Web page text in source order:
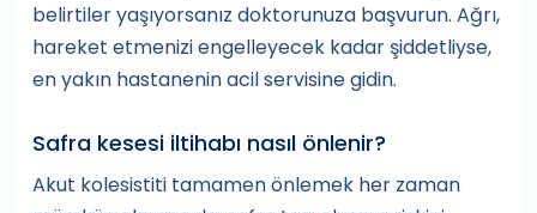
belirtiler yaşıyorsanız doktorunuza başvurun. Ağrı,
hareket etmenizi engelleyecek kadar şiddetliyse,
en yakın hastanenin acil servisine gidin.
Safra kesesi iltihabı nasıl önlenir?
Akut kolesistiti tamamen önlemek her zaman